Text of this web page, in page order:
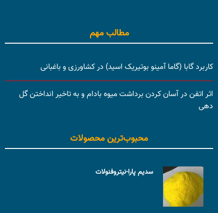
مطالب مهم
کاربرد گابا (گاما آمینو بوتیریک اسید) در کشاورزی و باغبانی
اثر اتفن در آسان کردن برداشت میوه بادام و به تاخیر انداختن گل
دهی
محبوب‌ترین محصولات
سدیم پارا-نیتروفنولات